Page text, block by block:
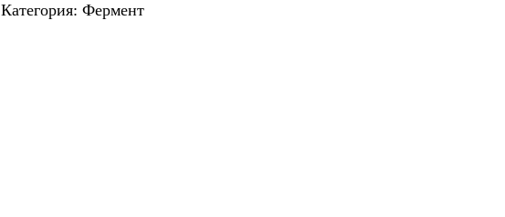
Категория: Фермент